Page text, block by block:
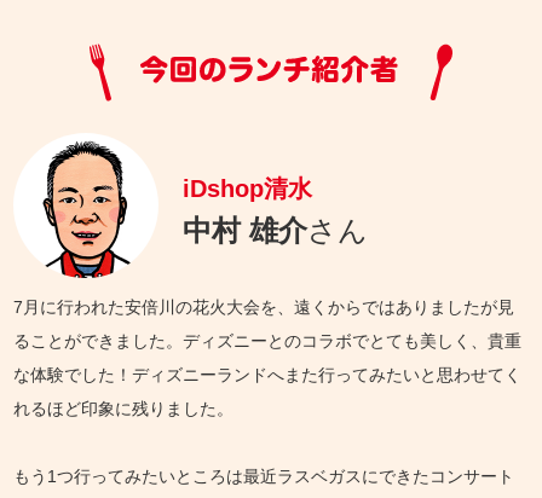
iDshop清水
中村 雄介さん
7月に行われた安倍川の花火大会を、遠くからではありましたが見
ることができました。ディズニーとのコラボでとても美しく、貴重
な体験でした！ディズニーランドへまた行ってみたいと思わせてく
れるほど印象に残りました。
もう1つ行ってみたいところは最近ラスベガスにできたコンサート